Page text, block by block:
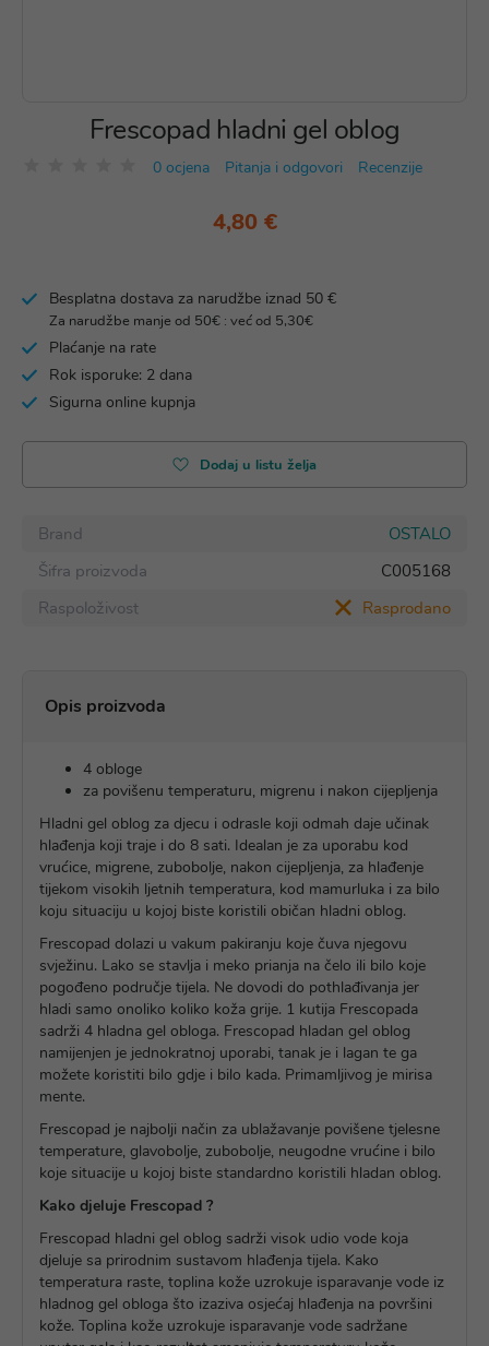
Frescopad hladni gel oblog
0 ocjena Pitanja i odgovori Recenzije
4,80 €
Besplatna dostava za narudžbe iznad 50 €
Za narudžbe manje od 50€ : već od 5,30€
Plaćanje na rate
Rok isporuke: 2 dana
Sigurna online kupnja
Dodaj u listu želja
Brand
OSTALO
Šifra proizvoda
C005168
Raspoloživost
Rasprodano
Opis proizvoda
4 obloge
za povišenu temperaturu, migrenu i nakon cijepljenja
Hladni gel oblog za djecu i odrasle koji odmah daje učinak
hlađenja koji traje i do 8 sati. Idealan je za uporabu kod
vrućice, migrene, zubobolje, nakon cijepljenja, za hlađenje
tijekom visokih ljetnih temperatura, kod mamurluka i za bilo
koju situaciju u kojoj biste koristili običan hladni oblog.
Frescopad dolazi u vakum pakiranju koje čuva njegovu
svježinu. Lako se stavlja i meko prianja na čelo ili bilo koje
pogođeno područje tijela. Ne dovodi do pothlađivanja jer
hladi samo onoliko koliko koža grije. 1 kutija Frescopada
sadrži 4 hladna gel obloga. Frescopad hladan gel oblog
namijenjen je jednokratnoj uporabi, tanak je i lagan te ga
možete koristiti bilo gdje i bilo kada. Primamljivog je mirisa
mente.
Frescopad je najbolji način za ublažavanje povišene tjelesne
temperature, glavobolje, zubobolje, neugodne vrućine i bilo
koje situacije u kojoj biste standardno koristili hladan oblog.
Kako djeluje Frescopad ?
Frescopad hladni gel oblog sadrži visok udio vode koja
djeluje sa prirodnim sustavom hlađenja tijela. Kako
temperatura raste, toplina kože uzrokuje isparavanje vode iz
hladnog gel obloga što izaziva osjećaj hlađenja na površini
kože. Toplina kože uzrokuje isparavanje vode sadržane